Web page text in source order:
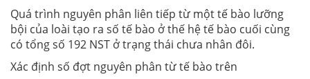
Quá trình nguyên phân liên tiếp từ một tế bào lưỡng
bội của loài tạo ra số tế bào ở thế hệ tế bào cuối cùng
có tổng số 192 NST ở trạng thái chưa nhân đôi.
Xác định số đợt nguyên phân từ tế bào trên